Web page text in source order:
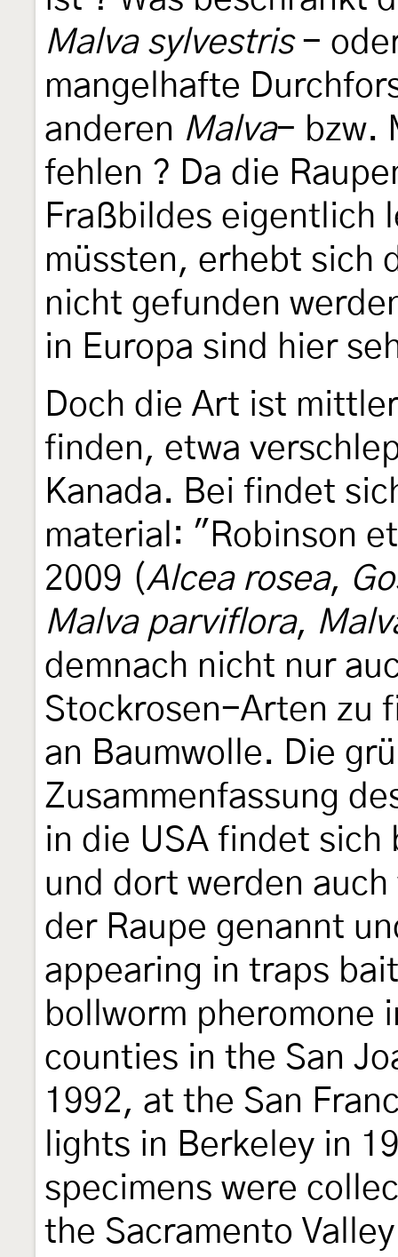
Malva sylvestris- oder
mangelhafte
anderen Malva- bzw.
fehlen ? Da die
Fraßbildes eigentlich
müssten, erhebt sich
nicht gefunden
in Europa sind hier
Doch die Art ist
finden, etwa
Kanada. Bei findet
material: "Robinson
2009 (Alcea rosea,
Malva parviflora,
demnach nicht nur
Stockrosen-Arten zu
an Baumwolle. Die
Zusammenfassung
in die USA findet sich
und dort werden
der Raupe genannt
appearing in traps
bollworm pheromone
counties in the San
1992, at the San
lights in Berkeley in
specimens were
the Sacramento